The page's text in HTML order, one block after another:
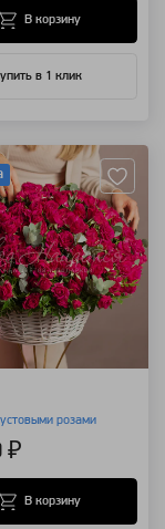
в 1 клик
В корзину
розами
₽
В корзину